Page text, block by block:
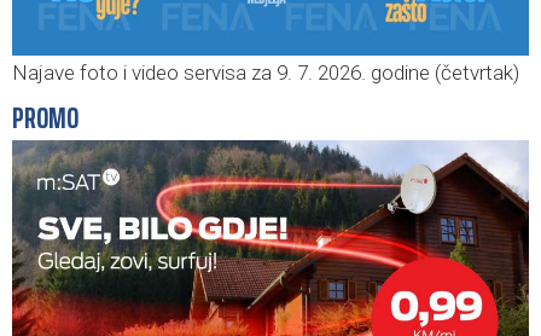
Najave foto i video servisa za 9. 7. 2026. godine (četvrtak)
PROMO